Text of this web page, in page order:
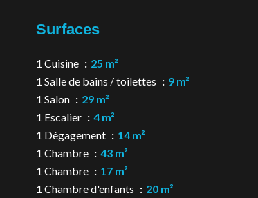
Surfaces
1 Cuisine
25 m²
1 Salle de bains / toilettes
9 m²
1 Salon
29 m²
1 Escalier
4 m²
1 Dégagement
14 m²
1 Chambre
43 m²
1 Chambre
17 m²
1 Chambre d'enfants
20 m²